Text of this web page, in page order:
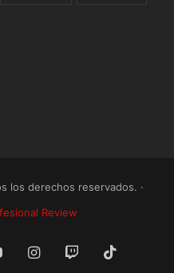
los derechos reservados. ·
Review
YouTubeInstagram
Twitch